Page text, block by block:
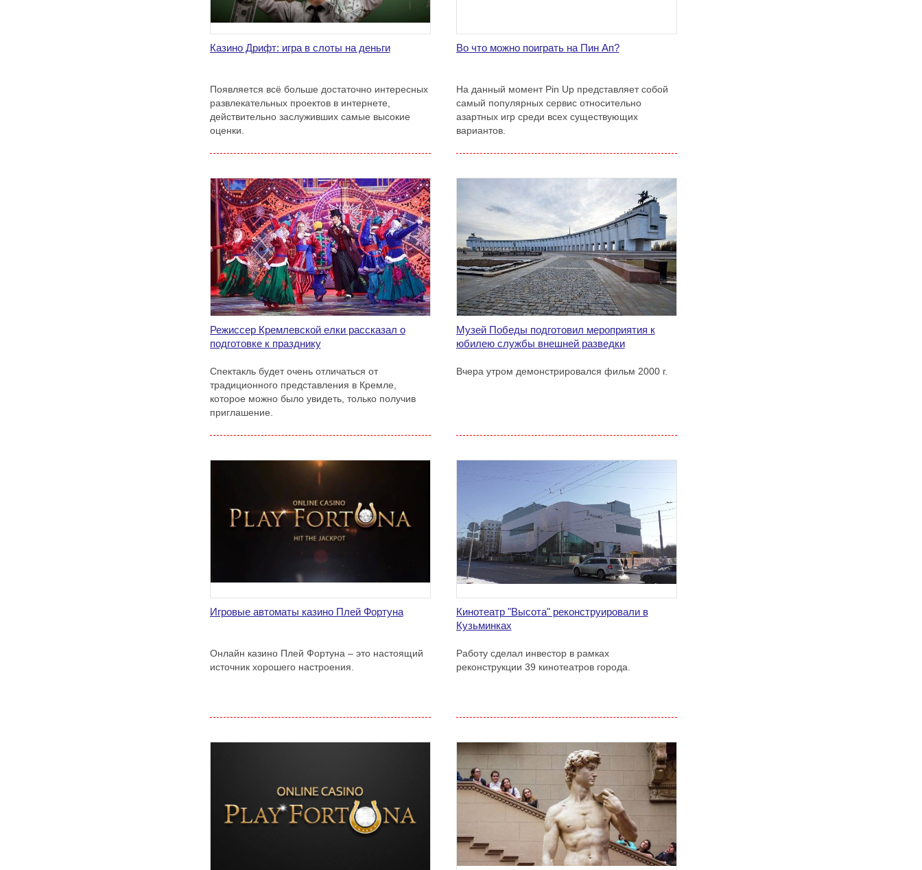
Казино Дрифт: игра в слоты на деньги
Появляется всё больше достаточно интересных
развлекательных проектов в интернете,
действительно заслуживших самые высокие
оценки.
Во что можно поиграть на Пин Ап?
На данный момент Pin Up представляет собой
самый популярных сервис относительно
азартных игр среди всех существующих
вариантов.
Режиссер Кремлевской елки рассказал о
подготовке к празднику
Спектакль будет очень отличаться от
традиционного представления в Кремле,
которое можно было увидеть, только получив
приглашение.
Музей Победы подготовил мероприятия к
юбилею службы внешней разведки
Вчера утром демонстрировался фильм 2000 г.
Игровые автоматы казино Плей Фортуна
Онлайн казино Плей Фортуна – это настоящий
источник хорошего настроения.
Кинотеатр "Высота" реконструировали в
Кузьминках
Работу сделал инвестор в рамках
реконструкции 39 кинотеатров города.